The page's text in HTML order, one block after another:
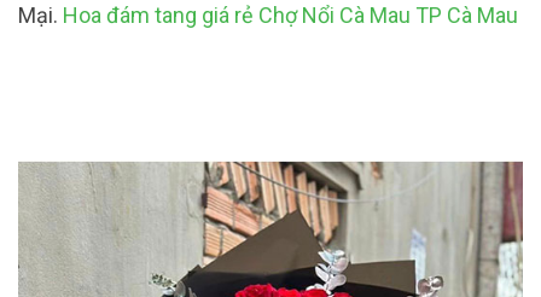
Mại. Hoa đám tang giá rẻ Chợ Nổi Cà Mau TP Cà Mau